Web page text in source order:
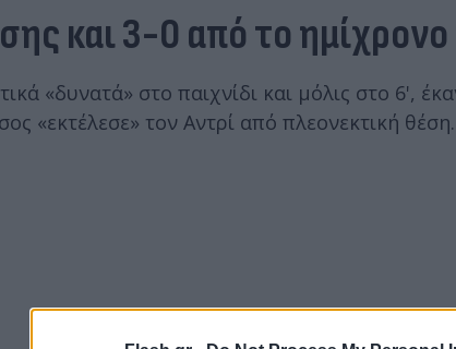
και 3-0 από το
«δυνατά» στο παιχνίδι και μόλις στο 6',
«εκτέλεσε» τον Αντρί από πλεονεκτική θέση.